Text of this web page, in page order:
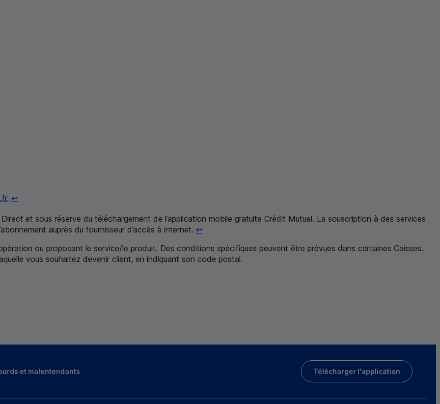
3
. ↩Retour au renvoi 4
Direct et sous réserve du téléchargement de l’application mobile gratuite Crédit Mutuel. La souscription à des services
auprès du fournisseur d’accès à internet. ↩Retour au renvoi 5
ou proposant le service/le produit. Des conditions spécifiques peuvent être prévues dans certaines Caisses.
vous souhaitez devenir client, en indiquant son code postal.
et malentendants Télécharger l'application